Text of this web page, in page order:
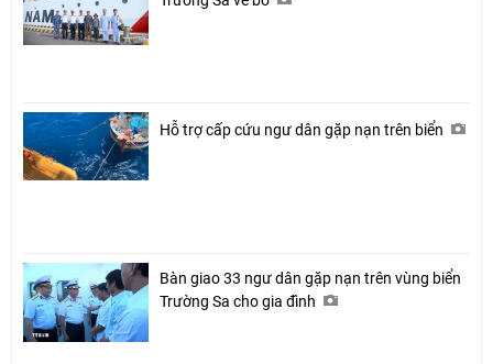
Hỗ trợ cấp cứu ngư dân gặp nạn trên biển
Bàn giao 33 ngư dân gặp nạn trên vùng biển
Trường Sa cho gia đình